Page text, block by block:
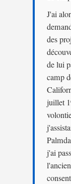
J'ai
des
de lui
camp
juillet
j'ai